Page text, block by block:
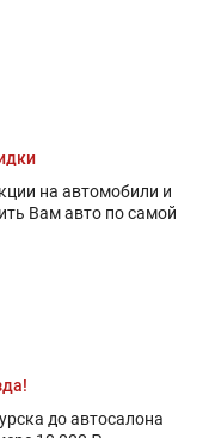
на автомобили и
Вам авто по самой
до автосалона